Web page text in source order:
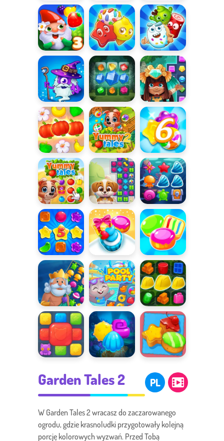
Garden Tales
Garden Tales
Mahjong
Garden Tales
4
Garden Tales
3
Candy
Riddles
Sugar Heroes
Bohaterskie
połączenia
Jewels Blitz 3 Jewels Blitz 4
Jungle Match
Yummy Tales
Candy Rain 6
Yummy Tales
Dog Puzzle
Story
Aqua Blitz
Candy Rain 5
Cookie Crush:
Święta
Cookie Crush
3
Fish Story Pool Party My Little City
zabawek
Garden Tales 2 PL
W Garden Tales 2 wracasz do zaczarowanego
ogrodu, gdzie krasnoludki przygotowały kolejną
porcję kolorowych wyzwań. Przed Tobą